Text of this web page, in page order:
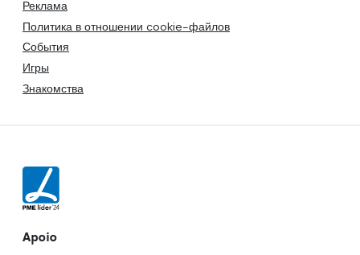
Реклама
Политика в отношении cookie-файлов
События
Игры
Знакомства
Apoio